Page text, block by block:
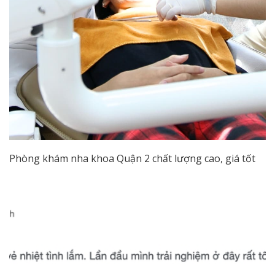
Phòng khám nha khoa Quận 2 chất lượng cao, giá tốt